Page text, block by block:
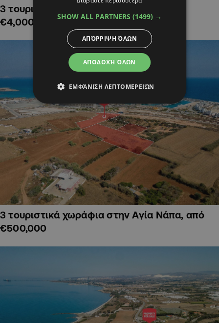
3 τουριστικά χωράφια στην Αλαμινό,
€4,000,000
3 τουριστικά χωράφια στην Αγία Νάπα, από
€500,000
SHOW ALL PARTNERS (1499) →
ΑΠΟΔΟΧΉ ΌΛΩΝ
ΑΠΌΡΡΙΨΗ ΌΛΩΝ
ΕΜΦΆΝΙΣΗ ΛΕΠΤΟΜΕΡΕΙΏΝ